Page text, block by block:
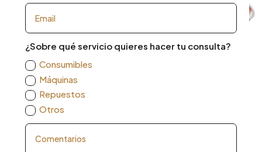
¿Sobre qué servicio quieres hacer tu consulta?
Consumibles
Máquinas
Repuestos
Otros